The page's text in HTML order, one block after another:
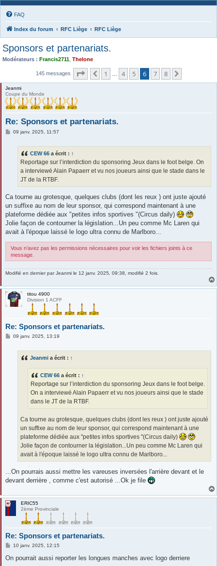
FAQ
Index du forum RFC Liège RFC Liège
Sponsors et partenariats.
Modérateurs : Francis2711 Thelone
145 messages Page sur
Précédente
1 4 5 6 7 8
Jeanmi
Coupe du Monde
Re: Sponsors et partenariats.
M09 janv. 2025, 11:57
CEW 66 a écrit : ↑
Reportage sur l’interdiction du sponsoring Jeux dans le foot belge. On
a interviewé Alain Papaerr et vu nos joueurs ainsi que le stade dans le
JT de la RTBF.
Ca tourne au grotesque, quelques clubs (dont les reux ) ont juste ajouté
un suffixe au nom de leur sponsor, qui correspond maintenant à une
plateforme dédiée aux "petites infos sportives "(Circus daily)
Jolie façon de contourner la législation...Un peu comme Mc Laren qui
avait à l'époque laissé le logo ultra connu de Marlboro...
Vous n’avez pas les permissions nécessaires pour voir les fichiers joints à ce
message.
Modifié en dernier parJeanmi le 12 janv. 2025, 09:38, modifié 2 fois.
titou 4900
Division 1 ACFF
Re: Sponsors et partenariats.
M09 janv. 2025, 13:19
Jeanmi a écrit : ↑
CEW 66 a écrit : ↑
Reportage sur l’interdiction du sponsoring Jeux dans le foot belge.
On a interviewé Alain Papaerr et vu nos joueurs ainsi que le stade
dans le JT de la RTBF.
Ca tourne au grotesque, quelques clubs (dont les reux ) ont juste ajouté
un suffixe au nom de leur sponsor, qui correspond maintenant à une
plateforme dédiée aux "petites infos sportives "(Circus daily)
Jolie façon de contourner la législation...Un peu comme Mc Laren qui
avait à l'époque laissé le logo ultra connu de Marlboro...
...On pourrais aussi mettre les vareuses inversées l'arrière devant et le
devant derrière , comme c'est autorisé ...Ok je file
ERIC55
2ème Provinciale
Re: Sponsors et partenariats.
M
s
10 janv. 2025, 12:15
On pourrait aussi reporter les longues manches avec logo derriere